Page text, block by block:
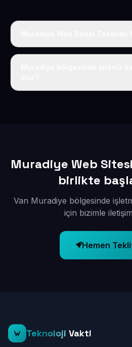
Tek fiyat uygulanır: yıllık 50
Muradiye Web Sitesi
birlikte
Van Muradiye bölgesinde
için bizimle
Hemen
Teknoloji Vakti